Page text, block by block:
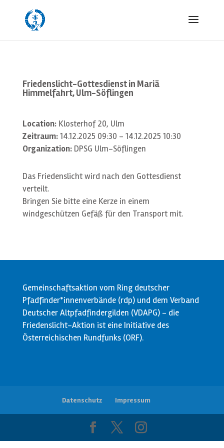
Friedenslicht-Gottesdienst in Mariä
Himmelfahrt, Ulm-Söflingen
Location:Klosterhof 20, Ulm
Zeitraum:14.12.2025 09:30 - 14.12.2025 10:30
Organization:DPSG Ulm-Söflingen
Das Friedenslicht wird nach den Gottesdienst
verteilt.
Bringen Sie bitte eine Kerze in einem
windgeschützen Gefäß für den Transport mit.
Gemeinschaftsaktion vom Ring deutscher
Pfadfinder*innenverbände (rdp) und dem Verband
Deutscher Altpfadfindergilden (VDAPG) - die
Friedenslicht-Aktion ist eine Initiative des
Österreichischen Rundfunks (ORF).
Datenschutz Impressum